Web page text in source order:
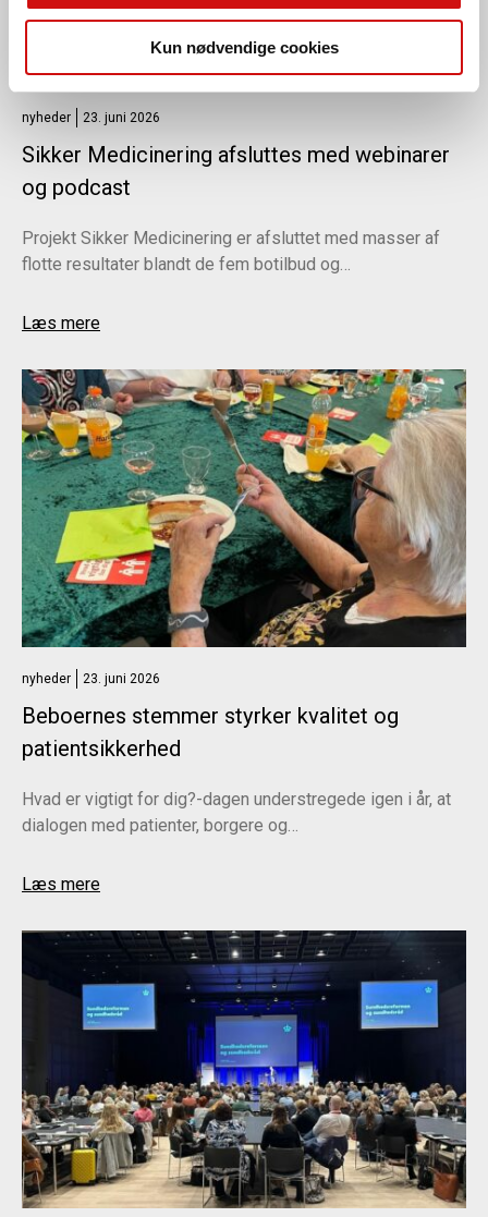
Kun nødvendige cookies
nyheder 23. juni 2026
Sikker Medicinering afsluttes med webinarer
og podcast
Projekt Sikker Medicinering er afsluttet med masser af
flotte resultater blandt de fem botilbud og…
Læs mere
nyheder 23. juni 2026
Beboernes stemmer styrker kvalitet og
patientsikkerhed
Hvad er vigtigt for dig?-dagen understregede igen i år, at
dialogen med patienter, borgere og…
Læs mere